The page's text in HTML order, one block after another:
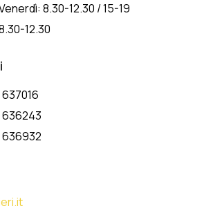
8.30-12.30 / 15-19
12.30
636243
636932